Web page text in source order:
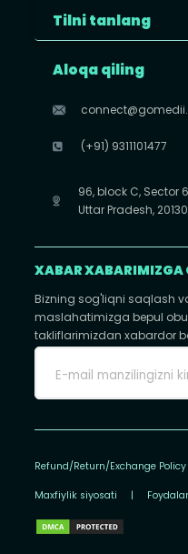
Tilni tanlang
Aloqa qiling
(+91) 9311101477
96, block C, Sector
Uttar Pradesh,
XABAR XABARIMIZGA
Bizning sog'liqni saqlash
maslahatimizga bepul
takliflarimizdan xabardor
Refund/Return/Exchange Policy
Maxfiylik siyosati |